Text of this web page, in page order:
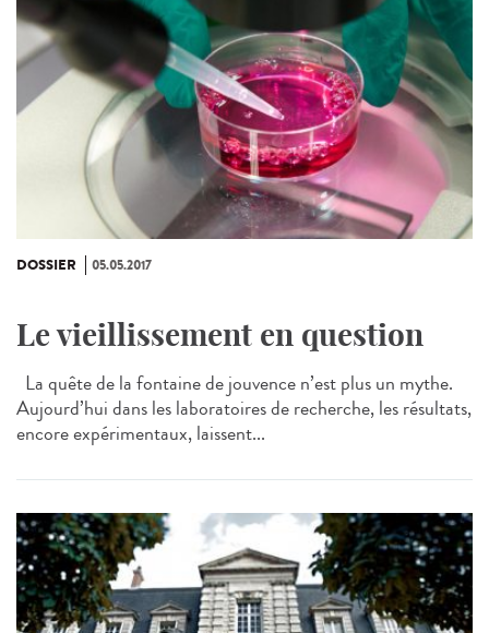
DOSSIER 05.05.2017
Le vieillissement en question
La quête de la fontaine de jouvence n’est plus un mythe.
Aujourd’hui dans les laboratoires de recherche, les résultats,
encore expérimentaux, laissent...